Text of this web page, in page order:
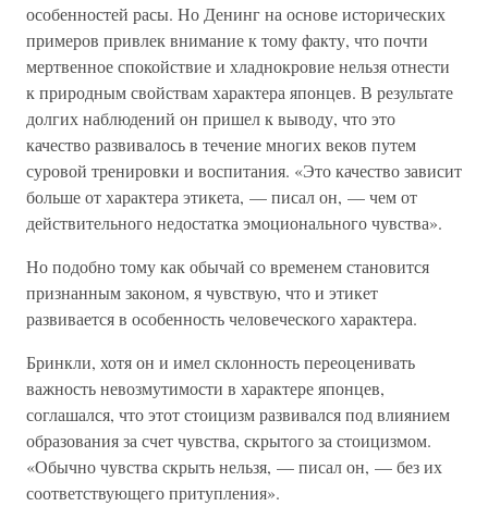
особенностей расы. Но Денинг на основе исторических
примеров привлек внимание к тому факту, что почти
мертвенное спокойствие и хладнокровие нельзя отнести
к природным свойствам характера японцев. В результате
долгих наблюдений он пришел к выводу, что это
качество развивалось в течение многих веков путем
суровой тренировки и воспитания. «Это качество зависит
больше от характера этикета, — писал он, — чем от
действительного недостатка эмоционального чувства».
Но подобно тому как обычай со временем становится
признанным законом, я чувствую, что и этикет
развивается в особенность человеческого характера.
Бринкли, хотя он и имел склонность переоценивать
важность невозмутимости в характере японцев,
соглашался, что этот стоицизм развивался под влиянием
образования за счет чувства, скрытого за стоицизмом.
«Обычно чувства скрыть нельзя, — писал он, — без их
соответствующего притупления».